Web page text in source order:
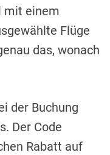
mit einem
Flüge
das, wonach
der Buchung
Der Code
Rabatt auf